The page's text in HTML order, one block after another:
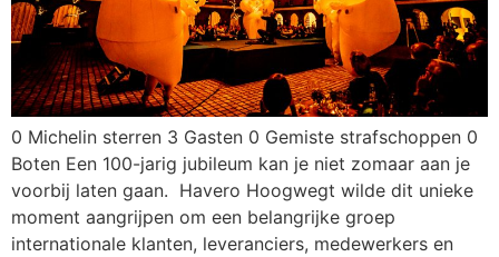
0 Michelin sterren 3 Gasten 0 Gemiste strafschoppen 0
Boten Een 100-jarig jubileum kan je niet zomaar aan je
voorbij laten gaan. Havero Hoogwegt wilde dit unieke
moment aangrijpen om een belangrijke groep
internationale klanten, leveranciers, medewerkers en